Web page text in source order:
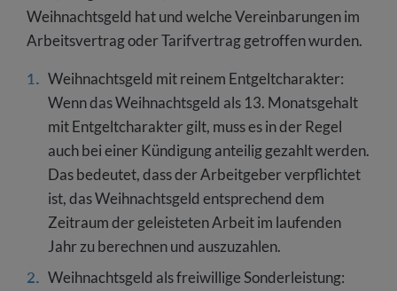
Weihnachtsgeld hat und welche Vereinbarungen im
Arbeitsvertrag oder Tarifvertrag getroffen wurden.
Weihnachtsgeld mit reinem Entgeltcharakter:
Wenn das Weihnachtsgeld als 13. Monatsgehalt
mit Entgeltcharakter gilt, muss es in der Regel
auch bei einer Kündigung anteilig gezahlt werden.
Das bedeutet, dass der Arbeitgeber verpflichtet
ist, das Weihnachtsgeld entsprechend dem
Zeitraum der geleisteten Arbeit im laufenden
Jahr zu berechnen und auszuzahlen.
Weihnachtsgeld als freiwillige Sonderleistung: